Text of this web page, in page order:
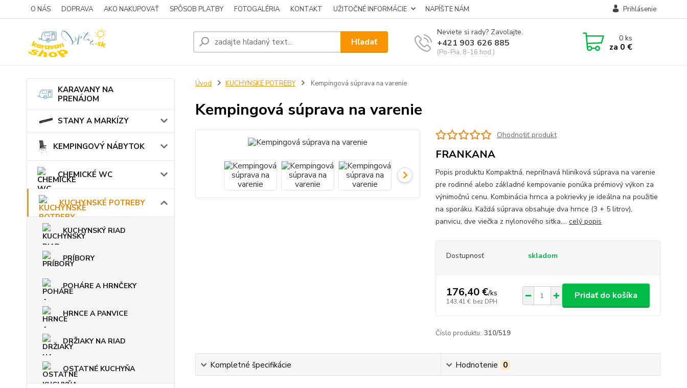
O NÁS DOPRAVA AKO NAKUPOVAŤ SPÔSOB PLATBY FOTOGALÉRIA KONTAKT UŽITOČNÉ INFORMÁCIE NAPÍŠTE NÁM Prihlásenie
Hľadať
Neviete si rady? Zavolajte.
+421 903 626 885
(Po-Pia, 8-16 hod.)
0ks
za 0 €
KARAVANY NA
PRENÁJOM
STANY A MARKÍZY
KEMPINGOVÝ NÁBYTOK
CHEMICKÉ WC
KUCHYNSKÉ POTREBY
KUCHYNSKÝ RIAD
PRÍBORY
POHÁRE A HRNČEKY
HRNCE A PANVICE
DRŽIAKY NA RIAD
OSTATNÉ KUCHYŇA
Úvod KUCHYNSKÉ POTREBY Kempingová súprava na varenie
Kempingová súprava na varenie
Ohodnotiť produkt
FRANKANA
Popis produktu Kompaktná, nepriľnavá hliníková súprava na varenie
pre rodinné alebo základné kempovanie ponúka prémiový výkon za
výnimočnú cenu. Kombinácia hrnca a pokrievky je ideálna na použitie
na sporáku. Každá súprava obsahuje dva hrnce (3 + 5 litrov),
panvicu, dve viečka z nylonového sitka,... celý popis
Dostupnosť skladom
176,40 €/ks
143,41 € bez DPH
Pridať do košíka
Číslo produktu: 310/519
Kompletné špecifikácie Hodnotenie 0